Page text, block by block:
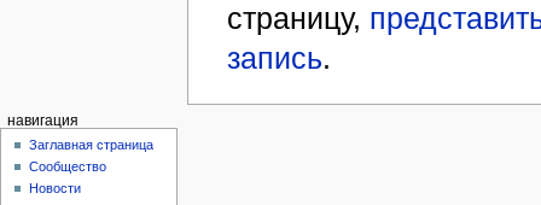
страницу,
запись.
навигация
Заглавная страница
Сообщество
Новости